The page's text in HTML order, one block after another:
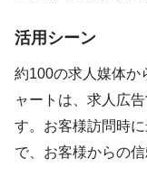
活用シーン
約100の求人媒体か
ャートは、求人広
す。お客様訪問時
で、お客様からの